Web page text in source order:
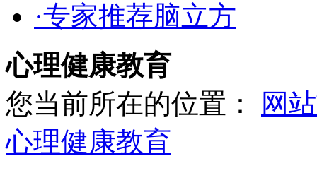
·专家推荐脑立方
心理健康教育
您当前所在的位置：
网
心理健康教育